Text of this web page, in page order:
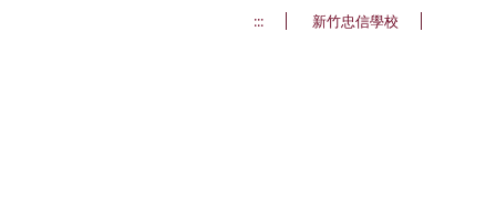
::: 新竹忠信學校